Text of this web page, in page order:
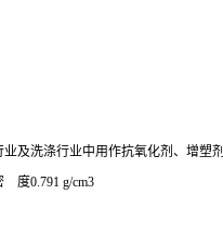
及洗涤行业中用作抗氧化剂、增塑剂
度0.791 g/cm3